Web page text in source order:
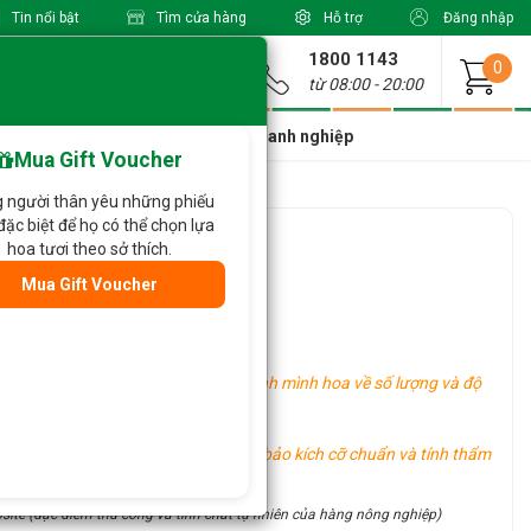
Tin nổi bật Tìm cửa hàng Hỗ trợ Đăng nhập
1800 1143
từ 08:00 - 20:00
0
Dành cho doanh nghiệp
005
phẩm thực nhận có thể khác hình mình hoa về số lượng và độ
tình hình thực tế.
vực khác nhau, tuy nhiên vẫn đảm bảo kích cỡ chuẩn và tính thẩm
(đặc điểm thủ công và tính chất tự nhiên của hàng nông nghiệp)
Mua Gift Voucher
người thân yêu những phiếu
biệt để họ có thể chọn lựa
hoa tươi theo sở thích.
Mua Gift Voucher